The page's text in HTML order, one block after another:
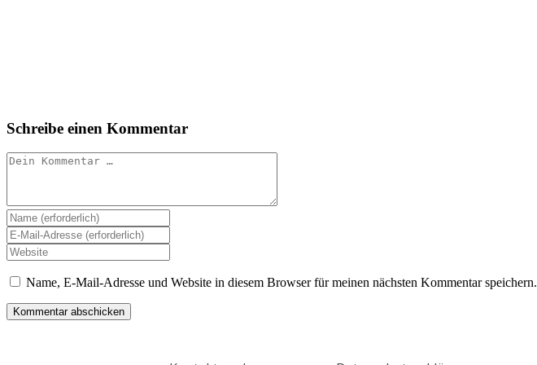
Schreibe einen Kommentar
Name, E-Mail-Adresse und Website in diesem Browser für meinen nächsten Kommentar speichern.